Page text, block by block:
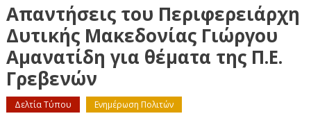
Απαντήσεις του Περιφερειάρχη
Δυτικής Μακεδονίας Γιώργου
Αμανατίδη για θέματα της Π.Ε.
Γρεβενών
Δελτία Τύπου Ενημέρωση Πολιτών